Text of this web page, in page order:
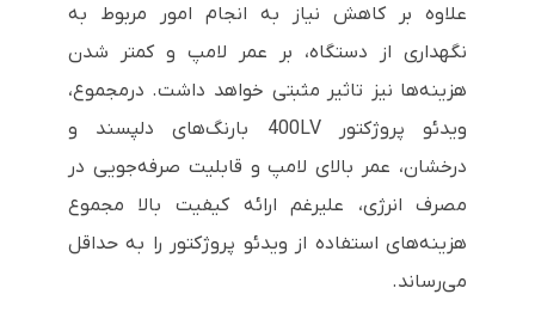
علاوه بر کاهش نیاز به انجام امور مربوط به
نگهداری از دستگاه، بر عمر لامپ و کمتر شدن
هزینه‌ها نیز تاثیر مثبتی خواهد داشت. درمجموع،
ویدئو پروژکتور400LV بارنگ‌های دلپسند و
درخشان، عمر بالای لامپ و قابلیت صرفه‌جویی در
مصرف انرژی، علیرغم ارائه کیفیت بالا مجموع
هزینه‌های استفاده از ویدئو پروژکتور را به حداقل
می‌رساند.